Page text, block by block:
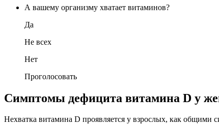
А вашему организму хватает витаминов?
Да
Не всех
Нет
Проголосовать
Симптомы дефицита витамина D у
Нехватка витамина D проявляется у взрослых, как